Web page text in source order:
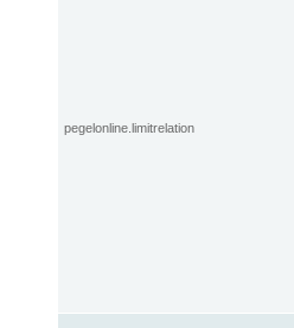
pegelonline.limitrelation